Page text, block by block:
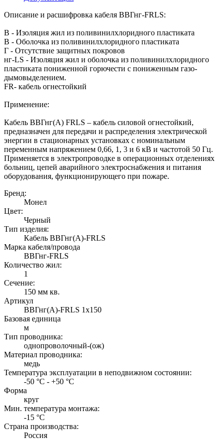
Описание и расшифровка кабеля ВВГнг-FRLS:
В - Изоляция жил из поливинилхлоридного пластиката
В - Оболочка из поливинилхлоридного пластиката
Г - Отсутствие защитных покровов
нг-LS - Изоляция жил и оболочка из поливинилхлоридного
пластиката пониженной горючести с пониженным газо-
дымовыделением.
FR- кабель огнестойкий
Применение:
Кабель ВВГнг(А) FRLS – кабель силовой огнестойкий,
предназначен для передачи и распределения электрической
энергии в стационарных установках с номинальным
переменным напряжением 0,66, 1, 3 и 6 кВ и частотой 50 Гц.
Применяется в электропроводке в операционных отделениях
больниц, цепей аварийного электроснабжения и питания
оборудования, функционирующего при пожаре.
Бренд:
Монел
Цвет:
Черный
Тип изделия:
Кабель ВВГнг(А)-FRLS
Марка кабеля/провода
ВВГнг-FRLS
Количество жил:
1
Сечение:
150 мм кв.
Артикул
ВВГнг(А)-FRLS 1х150
Базовая единица
м
Тип проводника:
однопроволочный-(ож)
Материал проводника:
медь
Температура эксплуатации в неподвижном состоянии:
-50 °C - +50 °C
Форма
круг
Мин. температура монтажа:
-15 °C
Страна производства:
Россия